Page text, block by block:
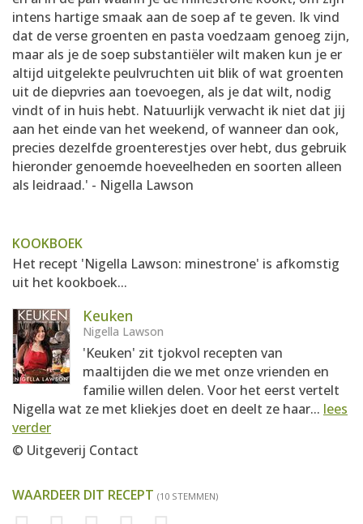
intens hartige smaak aan de soep af te geven. Ik vind
dat de verse groenten en pasta voedzaam genoeg zijn,
maar als je de soep substantiëler wilt maken kun je er
altijd uitgelekte peulvruchten uit blik of wat groenten
uit de diepvries aan toevoegen, als je dat wilt, nodig
vindt of in huis hebt. Natuurlijk verwacht ik niet dat jij
aan het einde van het weekend, of wanneer dan ook,
precies dezelfde groenterestjes over hebt, dus gebruik
hieronder genoemde hoeveelheden en soorten alleen
als leidraad.' - Nigella Lawson
KOOKBOEK
Het recept 'Nigella Lawson: minestrone' is afkomstig
uit het kookboek...
Keuken
Nigella Lawson
'Keuken' zit tjokvol recepten van
maaltijden die we met onze vrienden en
familie willen delen. Voor het eerst vertelt
Nigella wat ze met kliekjes doet en deelt ze haar... lees
verder
© Uitgeverij Contact
WAARDEER DIT RECEPT (10 STEMMEN)